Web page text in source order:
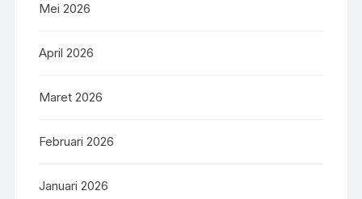
Mei 2026
April 2026
Maret 2026
Februari 2026
Januari 2026